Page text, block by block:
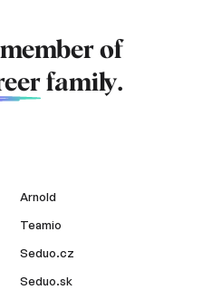
of
family.
Arnold
Teamio
Seduo.cz
Seduo.sk